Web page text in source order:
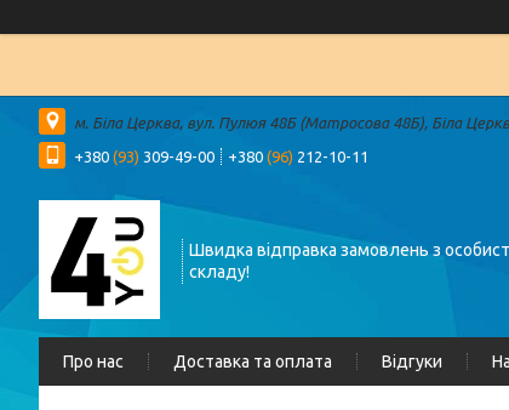
м. Біла Церква, вул. Пулюя 48Б (Матросова 48Б), Біла
+380 (93) 309-49-00 +380 (96) 212-10-11
Швидка відправка замовлень з
складу!
Про нас Доставка та оплата Відгуки